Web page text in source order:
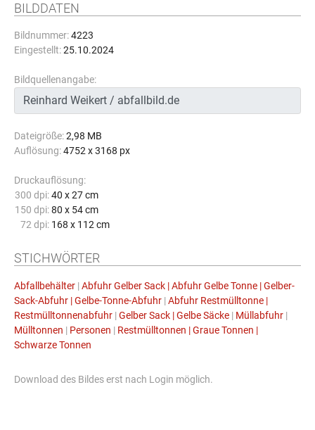
BILDDATEN
Bildnummer:4223
Eingestellt:25.10.2024
Bildquellenangabe:
Dateigröße:2,98 MB
Auflösung:4752 x 3168 px
Druckauflösung:
300 dpi: 40 x 27 cm
150 dpi: 80 x 54 cm
72 dpi: 168 x 112 cm
STICHWÖRTER
Abfallbehälter | Abfuhr Gelber Sack | Abfuhr Gelbe Tonne | Gelber-
Sack-Abfuhr | Gelbe-Tonne-Abfuhr | Abfuhr Restmülltonne |
Restmülltonnenabfuhr | Gelber Sack | Gelbe Säcke | Müllabfuhr |
Mülltonnen | Personen | Restmülltonnen | Graue Tonnen |
Schwarze Tonnen
Download des Bildes erst nach Login möglich.